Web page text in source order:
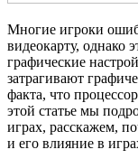
Многие игроки
видеокарту, однако
графические
затрагивают
факта, что
этой статье мы
играх, расскажем,
и его влияние в